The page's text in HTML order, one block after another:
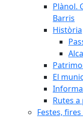
Plànol.
Barris
Història
El
Rutes a
Festes,